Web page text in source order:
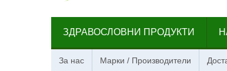
ЗДРАВОСЛОВНИ ПРОДУКТИ
За нас Марки / Производители